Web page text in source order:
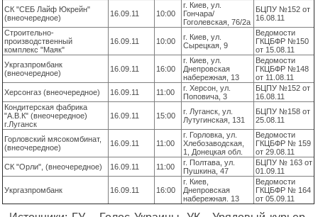
СК "СЕБ Лайф Юкрейн"
(внеочередное)
16.09.11 10:00
г. Киев, ул.
Гончара/
Гоголевская, 76/2а
БЦПУ №152 от
16.08.11
Строительно-
производственный
комплекс "Маяк"
16.09.11 10:00
г. Киев, ул.
Сырецкая, 9
Ведомости
ГКЦБФР №150
от 15.08.11
Укргазпромбанк
(внеочередное)
16.09.11 16:00
г. Киев, ул.
Днепровская
набережная, 13
Ведомости
ГКЦБФР №148
от 11.08.11
Херсонгаз (внеочередное)
16.09.11 11:00
г. Херсон, ул.
Поповича, 3
БЦПУ №152 от
16.08.11
Кондитерская фабрика
"А.В.К" (внеочередное)
г.Луганск
16.09.11 15:00
г. Луганск, ул.
Лутугинская, 131
БЦПУ №158 от
25.08.11
Горловский мясокомбинат,
(внеочередное)
16.09.11 11:00
г. Горловка, ул.
Хлебозаводская,
1, Донецкая обл.
Ведомости
ГКЦБФР № 159
от 29.08.11
СК "Орли", (внеочередное)
16.09.11 11:00
г. Полтава, ул.
Пушкина, 47
БЦПУ № 163 от
01.09.11
Укргазпромбанк 16.09.11 16:00
г. Киев,
Днепровская
набережная. 13
Ведомости
ГКЦБФР № 164
от 05.09.11